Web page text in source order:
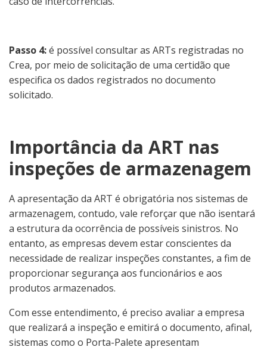
Passo 4:é possível consultar as ARTs registradas no
Crea, por meio de solicitação de uma certidão que
especifica os dados registrados no documento
solicitado.
Importância da ART nas
inspeções de armazenagem
A apresentação da ART é obrigatória nos sistemas de
armazenagem, contudo, vale reforçar que não isentará
a estrutura da ocorrência de possíveis sinistros. No
entanto, as empresas devem estar conscientes da
necessidade de realizar inspeções constantes, a fim de
proporcionar segurança aos funcionários e aos
produtos armazenados.
Com esse entendimento, é preciso avaliar a empresa
que realizará a inspeção e emitirá o documento, afinal,
sistemas como o Porta-Palete apresentam